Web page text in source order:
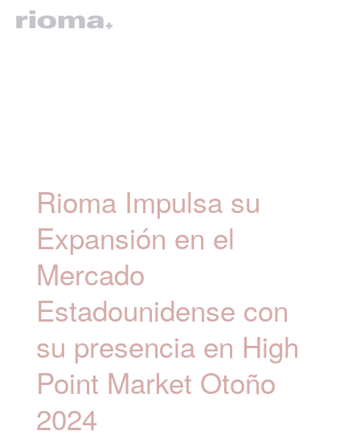
Rioma Impulsa su
Expansión en el
Mercado
Estadounidense con
su presencia en High
Point Market Otoño
2024